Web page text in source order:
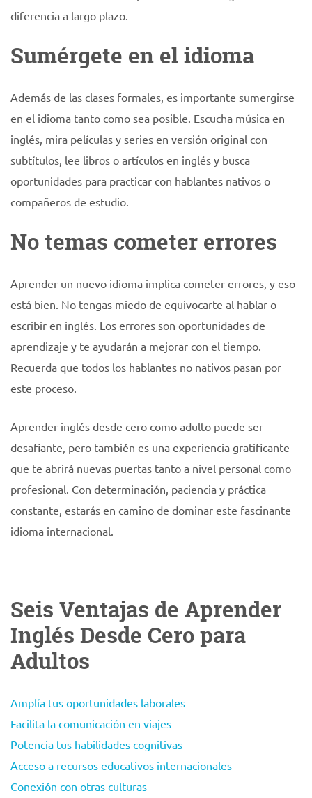
diferencia a largo plazo.
Sumérgete en el idioma
Además de las clases formales, es importante sumergirse
en el idioma tanto como sea posible. Escucha música en
inglés, mira películas y series en versión original con
subtítulos, lee libros o artículos en inglés y busca
oportunidades para practicar con hablantes nativos o
compañeros de estudio.
No temas cometer errores
Aprender un nuevo idioma implica cometer errores, y eso
está bien. No tengas miedo de equivocarte al hablar o
escribir en inglés. Los errores son oportunidades de
aprendizaje y te ayudarán a mejorar con el tiempo.
Recuerda que todos los hablantes no nativos pasan por
este proceso.
Aprender inglés desde cero como adulto puede ser
desafiante, pero también es una experiencia gratificante
que te abrirá nuevas puertas tanto a nivel personal como
profesional. Con determinación, paciencia y práctica
constante, estarás en camino de dominar este fascinante
idioma internacional.
Seis Ventajas de Aprender
Inglés Desde Cero para
Adultos
Amplía tus oportunidades laborales
Facilita la comunicación en viajes
Potencia tus habilidades cognitivas
Acceso a recursos educativos internacionales
Conexión con otras culturas